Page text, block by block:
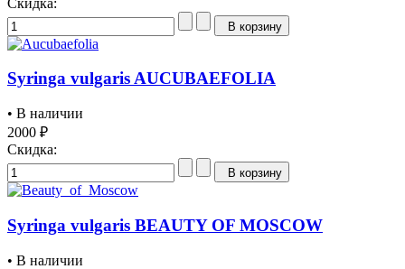
В корзину
Syringa vulgaris AUCUBAEFOLIA
• В наличии
2000 ₽
Скидка:
В корзину
Syringa vulgaris BEAUTY OF MOSCOW
• В наличии